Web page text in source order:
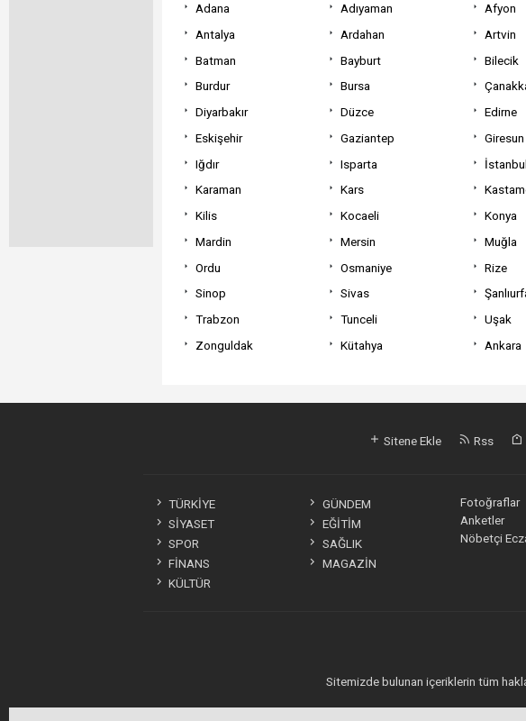
Adana Adıyaman Afyon
Antalya
Ardahan Artvin
Batman
Bayburt Bilecik
Burdur
Bursa
Diyarbakır
Düzce Edirne
Eskişehir
Gaziantep Giresun
Iğdır
Isparta İstanbul
Karaman
Kars
Kilis
Kocaeli Konya
Mardin
Mersin Muğla
Ordu
Osmaniye Rize
Sinop
Sivas
Trabzon
Tunceli Uşak
Zonguldak
Kütahya Ankara
hacklink
hacklink
backlink
hacklink
hacklink
hacklink
izmir
hacklink
hacklink
hacklink
hacklink
hacklink
hacklink
hacklink
hacklink
taraftarium24
jojobet
汽
wps
wps
taraftarium24
telegram
casibom
有
taraftarium24
爱
汽
Sitene Ekle Rss
TÜRKİYE
GÜNDEM
SİYASET
EĞİTİM
SPOR
SAĞLIK
FİNANS
MAGAZİN
KÜLTÜR
Fotoğraflar
Anketler
Nöbetçi
Sitemizde bulunan içeriklerin tüm